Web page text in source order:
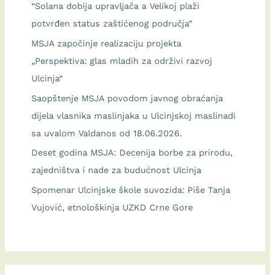
“Solana dobija upravljača a Velikoj plaži
potvrđen status zaštićenog područja”
MSJA započinje realizaciju projekta
„Perspektiva: glas mladih za održivi razvoj
Ulcinja“
Saopštenje MSJA povodom javnog obraćanja
dijela vlasnika maslinjaka u Ulcinjskoj maslinadi
sa uvalom Valdanos od 18.06.2026.
Deset godina MSJA: Decenija borbe za prirodu,
zajedništva i nade za budućnost Ulcinja
Spomenar Ulcinjske škole suvozida: Piše Tanja
Vujović, etnološkinja UZKD Crne Gore